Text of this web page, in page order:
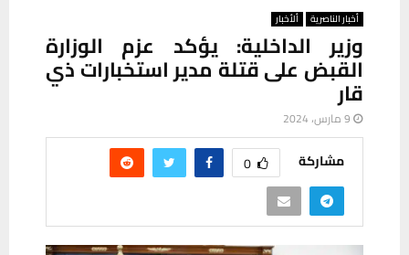
أخبار الناصرية ألأخبار
وزير الداخلية: يؤكد عزم الوزارة
القبض على قتلة مدير استخبارات ذي
قار
9 مارس، 2024
مشاركة 0